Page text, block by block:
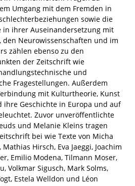
Umgang mit dem Fremden in
sowie die
in ihrer Auseinandersetzung mit
den Neurowissenschaften und im
zählen ebenso zu den
der Zeitschrift wie
und
Fragestellungen. Außerdem
mit Kulturtheorie, Kunst
Geschichte in Europa und auf
Zuvor unveröffentlichte
und Melanie Kleins tragen
bei wie Texte von Micha
Hirsch, Eva Jaeggi, Joachim
Emilio Modena, Tilmann Moser,
Volkmar Sigusch, Mark Solms,
Estela Welldon und Léon